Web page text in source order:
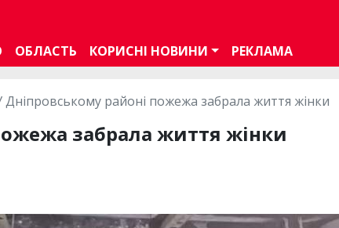
ОБЛАСТЬ КОРИСНІ НОВИНИ РЕКЛАМА
Дніпровському районі пожежа забрала життя жінки
забрала життя жінки